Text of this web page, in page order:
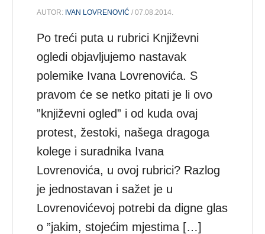
AUTOR: IVAN LOVRENOVIĆ / 07.08.2014.
Po treći puta u rubrici Književni
ogledi objavljujemo nastavak
polemike Ivana Lovrenovića. S
pravom će se netko pitati je li ovo
”književni ogled” i od kuda ovaj
protest, žestoki, našega dragoga
kolege i suradnika Ivana
Lovrenovića, u ovoj rubrici? Razlog
je jednostavan i sažet je u
Lovrenovićevoj potrebi da digne glas
o ”jakim, stojećim mjestima […]